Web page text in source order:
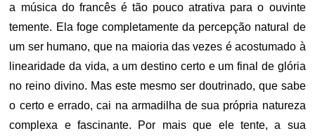
a música do francês é tão pouco atrativa para o ouvinte
temente. Ela foge completamente da percepção natural de
um ser humano, que na maioria das vezes é acostumado à
linearidade da vida, a um destino certo e um final de glória
no reino divino. Mas este mesmo ser doutrinado, que sabe
o certo e errado, cai na armadilha de sua própria natureza
complexa e fascinante. Por mais que ele tente, a sua